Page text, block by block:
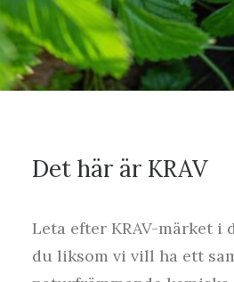
Det här är KRAV
Leta efter KRAV-märket i
du liksom vi vill ha ett